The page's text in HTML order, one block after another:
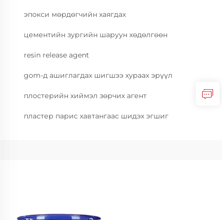
эпокси мөрдөгчийн хаягдах
цементийн зургийн шаруун хөдөлгөөн
resin release agent
gom-д ашиглагдах шигшээ хураах эрүүл
плостерийн хиймэл зөрчих агент
пластер парис хавтангаас шидэх эгшиг